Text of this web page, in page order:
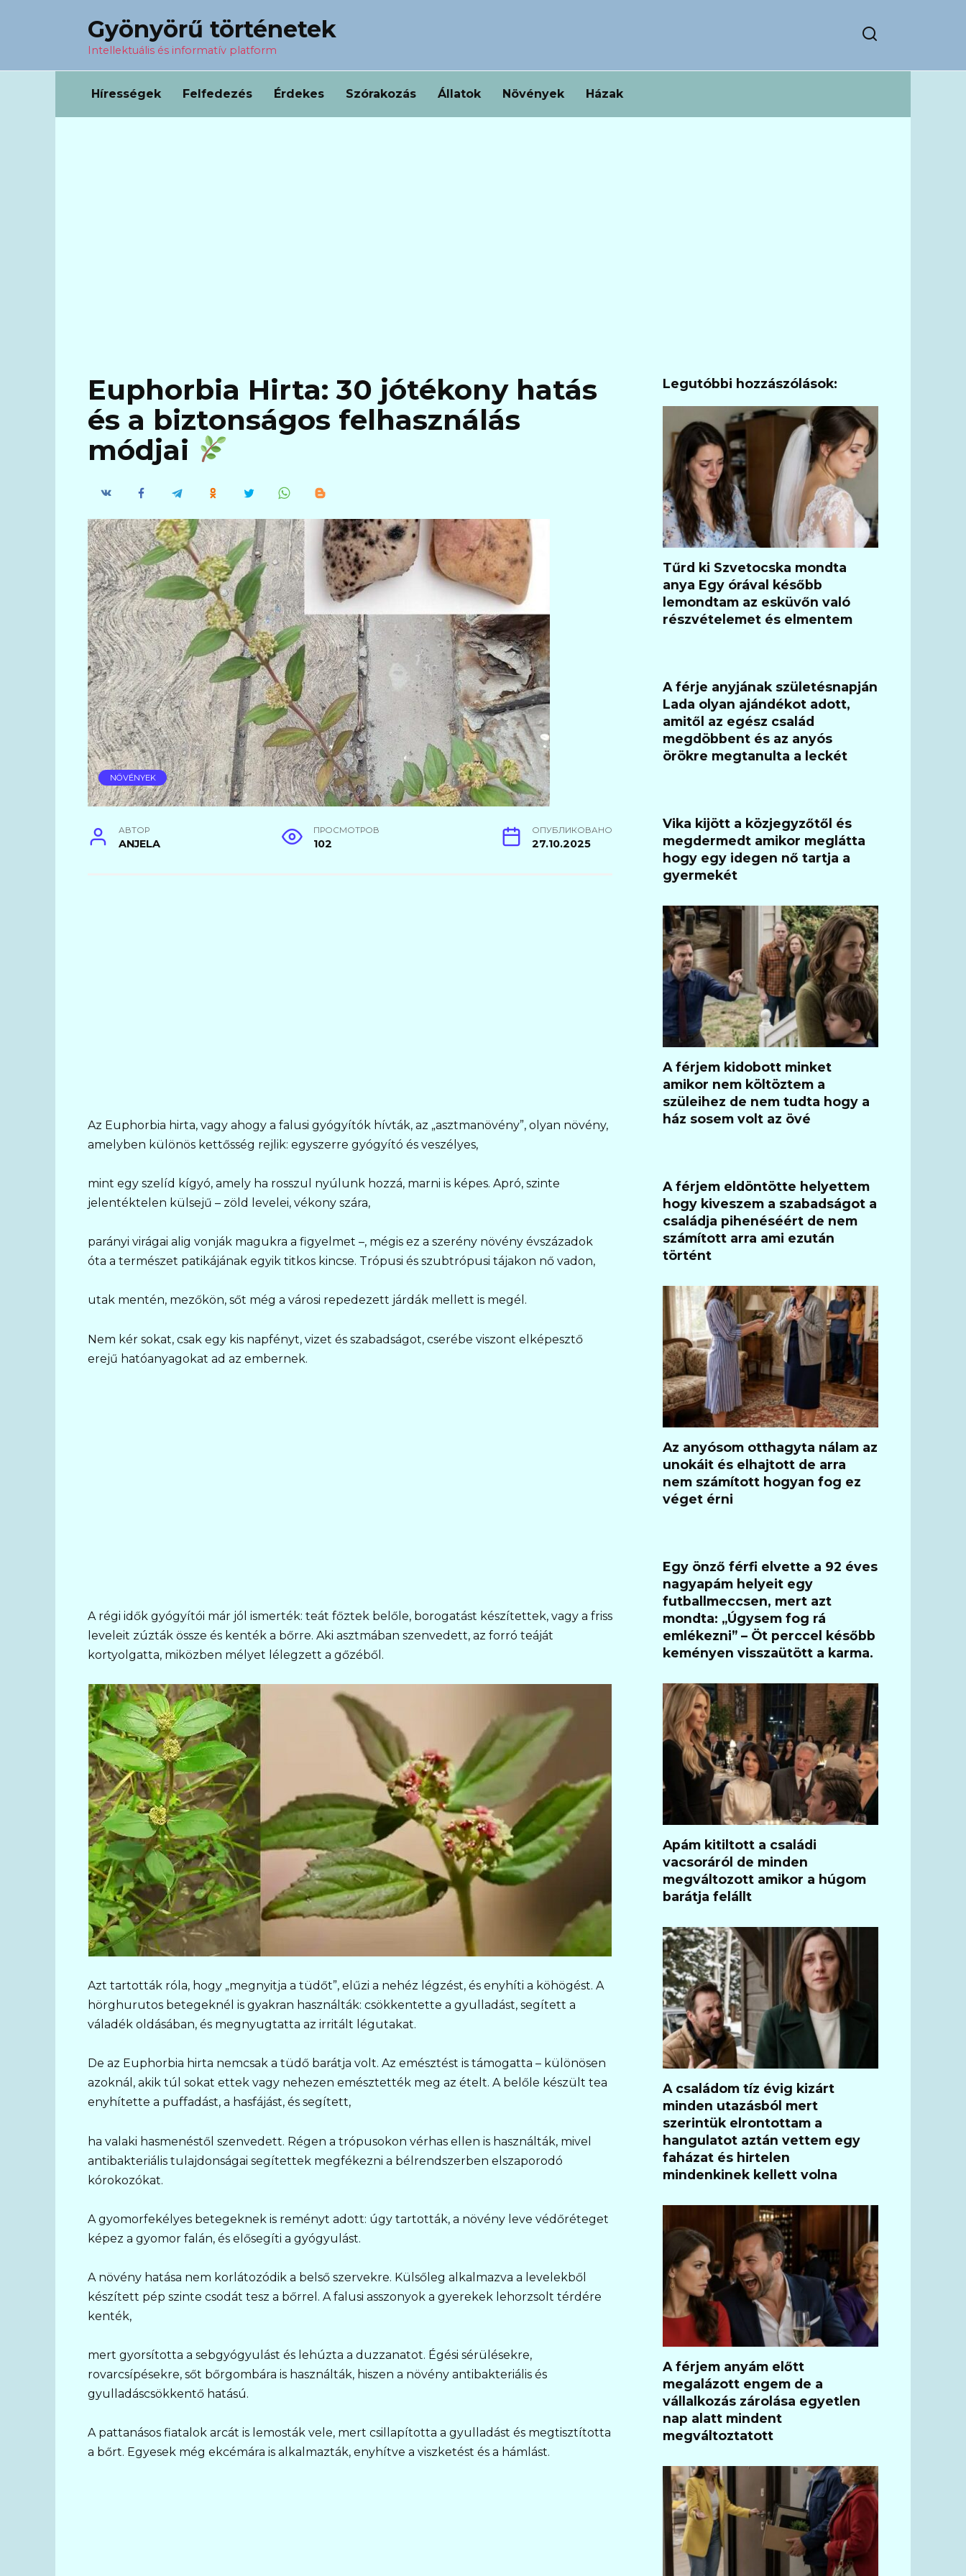
Gyönyörű történetek
Intellektuális és informatív platform
Hírességek Felfedezés Érdekes Szórakozás Állatok Növények Házak
Euphorbia Hirta: 30 jótékony hatás
és a biztonságos felhasználás
módjai
NÖVÉNYEK
АВТОР
ANJELA
ПРОСМОТРОВ
102
ОПУБЛИКОВАНО
27.10.2025
Az Euphorbia hirta, vagy ahogy a falusi gyógyítók hívták, az „asztmanövény”, olyan növény,
amelyben különös kettősség rejlik: egyszerre gyógyító és veszélyes,
mint egy szelíd kígyó, amely ha rosszul nyúlunk hozzá, marni is képes. Apró, szinte
jelentéktelen külsejű – zöld levelei, vékony szára,
parányi virágai alig vonják magukra a figyelmet –, mégis ez a szerény növény évszázadok
óta a természet patikájának egyik titkos kincse. Trópusi és szubtrópusi tájakon nő vadon,
utak mentén, mezőkön, sőt még a városi repedezett járdák mellett is megél.
Nem kér sokat, csak egy kis napfényt, vizet és szabadságot, cserébe viszont elképesztő
erejű hatóanyagokat ad az embernek.
A régi idők gyógyítói már jól ismerték: teát főztek belőle, borogatást készítettek, vagy a friss
leveleit zúzták össze és kenték a bőrre. Aki asztmában szenvedett, az forró teáját
kortyolgatta, miközben mélyet lélegzett a gőzéből.
Azt tartották róla, hogy „megnyitja a tüdőt”, elűzi a nehéz légzést, és enyhíti a köhögést. A
hörghurutos betegeknél is gyakran használták: csökkentette a gyulladást, segített a
váladék oldásában, és megnyugtatta az irritált légutakat.
De az Euphorbia hirta nemcsak a tüdő barátja volt. Az emésztést is támogatta – különösen
azoknál, akik túl sokat ettek vagy nehezen emésztették meg az ételt. A belőle készült tea
enyhítette a puffadást, a hasfájást, és segített,
ha valaki hasmenéstől szenvedett. Régen a trópusokon vérhas ellen is használták, mivel
antibakteriális tulajdonságai segítettek megfékezni a bélrendszerben elszaporodó
kórokozókat.
A gyomorfekélyes betegeknek is reményt adott: úgy tartották, a növény leve védőréteget
képez a gyomor falán, és elősegíti a gyógyulást.
A növény hatása nem korlátozódik a belső szervekre. Külsőleg alkalmazva a levelekből
készített pép szinte csodát tesz a bőrrel. A falusi asszonyok a gyerekek lehorzsolt térdére
kenték,
mert gyorsította a sebgyógyulást és lehúzta a duzzanatot. Égési sérülésekre,
rovarcsípésekre, sőt bőrgombára is használták, hiszen a növény antibakteriális és
gyulladáscsökkentő hatású.
A pattanásos fiatalok arcát is lemosták vele, mert csillapította a gyulladást és megtisztította
a bőrt. Egyesek még ekcémára is alkalmazták, enyhítve a viszketést és a hámlást.
Legutóbbi hozzászólások:
Tűrd ki Szvetocska mondta
anya Egy órával később
lemondtam az esküvőn való
részvételemet és elmentem
A férje anyjának születésnapján
Lada olyan ajándékot adott,
amitől az egész család
megdöbbent és az anyós
örökre megtanulta a leckét
Vika kijött a közjegyzőtől és
megdermedt amikor meglátta
hogy egy idegen nő tartja a
gyermekét
A férjem kidobott minket
amikor nem költöztem a
szüleihez de nem tudta hogy a
ház sosem volt az övé
A férjem eldöntötte helyettem
hogy kiveszem a szabadságot a
családja pihenéséért de nem
számított arra ami ezután
történt
Az anyósom otthagyta nálam az
unokáit és elhajtott de arra
nem számított hogyan fog ez
véget érni
Egy önző férfi elvette a 92 éves
nagyapám helyeit egy
futballmeccsen, mert azt
mondta: „Úgysem fog rá
emlékezni” – Öt perccel később
keményen visszaütött a karma.
Apám kitiltott a családi
vacsoráról de minden
megváltozott amikor a húgom
barátja felállt
A családom tíz évig kizárt
minden utazásból mert
szerintük elrontottam a
hangulatot aztán vettem egy
faházat és hirtelen
mindenkinek kellett volna
A férjem anyám előtt
megalázott engem de a
vállalkozás zárolása egyetlen
nap alatt mindent
megváltoztatott